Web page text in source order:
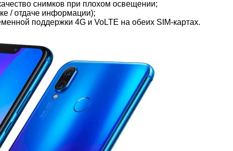
снимков при плохом освещении;
/ отдаче информации);
поддержки 4G и VoLTE на обеих SIM-картах.